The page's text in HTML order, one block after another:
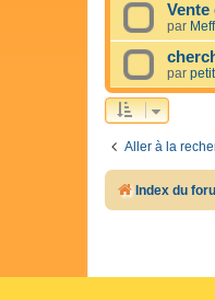
Vente
par
par
Aller à la
Index du